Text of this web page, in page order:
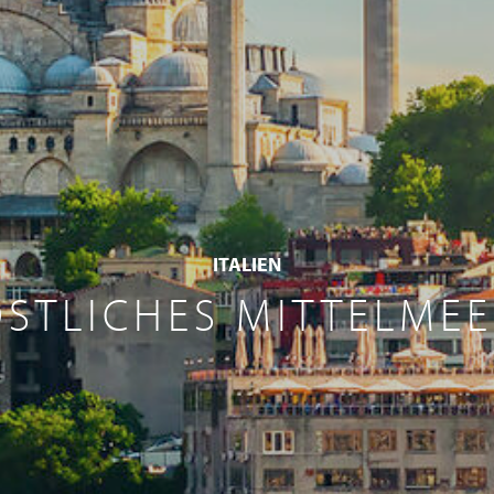
ITALIEN